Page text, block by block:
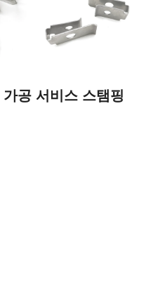
공 서비스 스탬핑